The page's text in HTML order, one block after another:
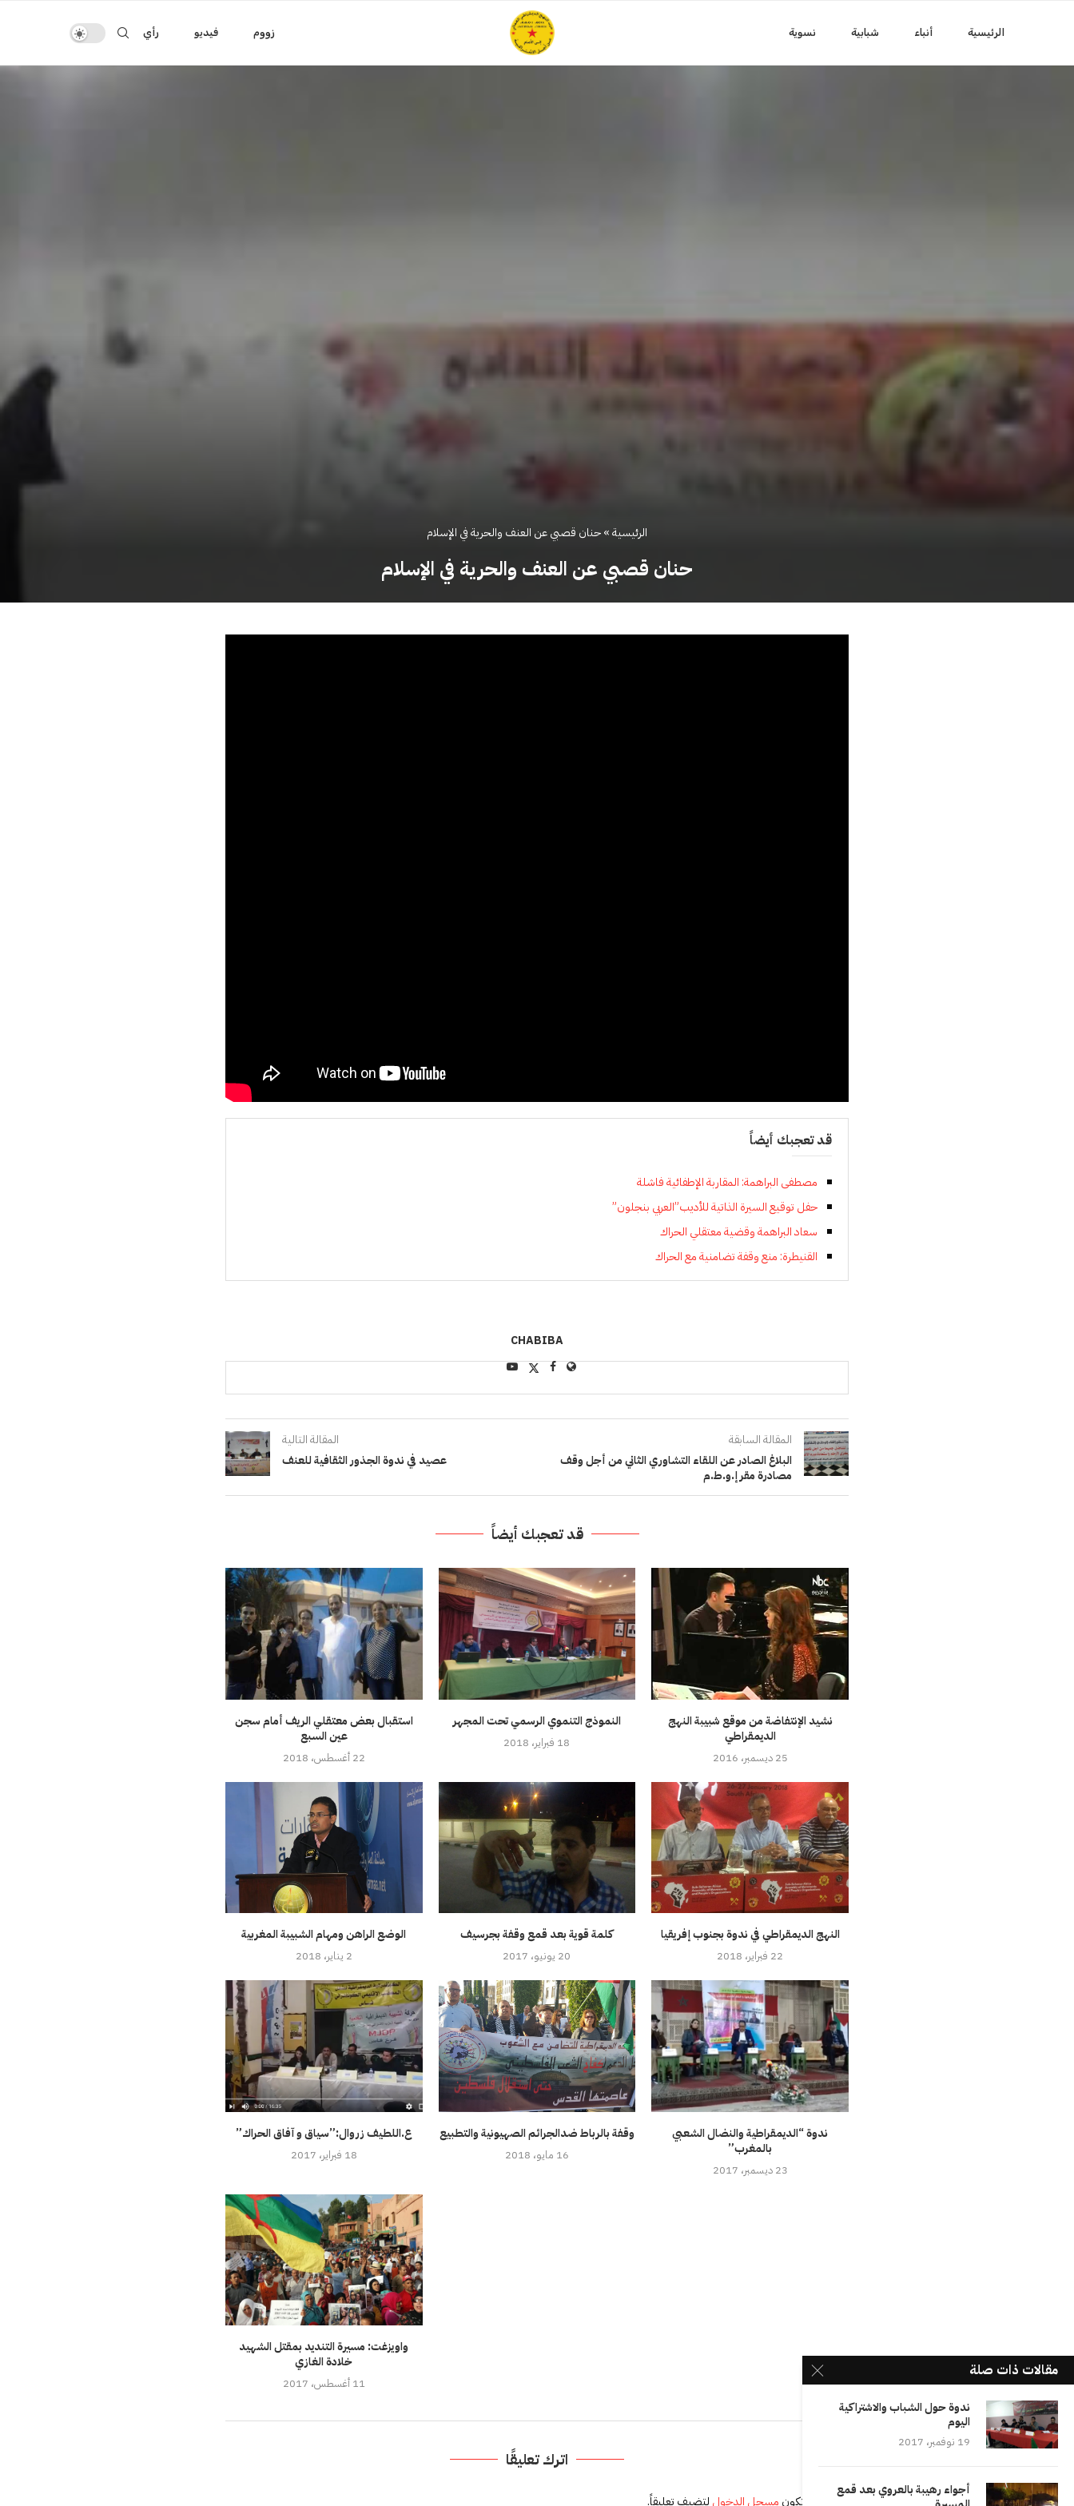
الرئيسية أنباء شبابية نسوية زووم فيديو رأي
الرئيسية»حنان قصبي عن العنف والحرية في الإسلام
حنان قصبي عن العنف والحرية في الإسلام
قد تعجبك أيضاً
مصطفى البراهمة: المقاربة الإطفائية فاشلة
حفل توقيع السيرة الذاتية للأديب”العربي بنجلون”
سعاد البراهمة وقضية معتقلي الحراك
القنيطرة: منع وقفة تضامنية مع الحراك
CHABIBA
المقالة السابقة
البلاغ الصادر عن اللقاء التشاوري الثاني من أجل وقف
مصادرة مقر إ.و.ط.م
المقالة التالية
عصيد في ندوة الجذور الثقافية للعنف
قد تعجبك أيضاً
استقبال بعض معتقلي الريف أمام سجن
عين السبع
22 أغسطس، 2018
النموذج التنموي الرسمي تحت المجهر
18 فبراير، 2018
نشيد الإنتفاضة من موقع شبيبة النهج
الديمقراطي
25 ديسمبر، 2016
الوضع الراهن ومهام الشبيبة المغربية
2 يناير، 2018
كلمة قوية بعد قمع وقفة بجرسيف
20 يونيو، 2017
النهج الديمقراطي في ندوة بجنوب إفريقيا
22 فبراير، 2018
ع.اللطيف زروال:”سياق و آفاق الحراك”
18 فبراير، 2017
وقفة بالرباط ضدالجرائم الصهيونية والتطبيع
16 مايو، 2018
ندوة “الديمقراطية والنضال الشعبي
بالمغرب”
23 ديسمبر، 2017
واويزغت: مسيرة التنديد بمقتل الشهيد
خلادة الغازي
11 أغسطس، 2017
اترك تعليقًا
يجب أنت تكون مسجل الدخول لتضيف تعليقاً.
مقالات ذات صلة
ندوة حول الشباب والاشتراكية
اليوم
19 نوفمبر، 2017
أجواء رهيبة بالعروي بعد قمع